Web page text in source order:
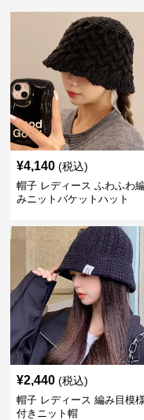
¥4,140 (税込)
帽子 レディース ふわふわ
みニットバケットハット
¥2,440 (税込)
帽子 レディース 編み目模
付きニット帽